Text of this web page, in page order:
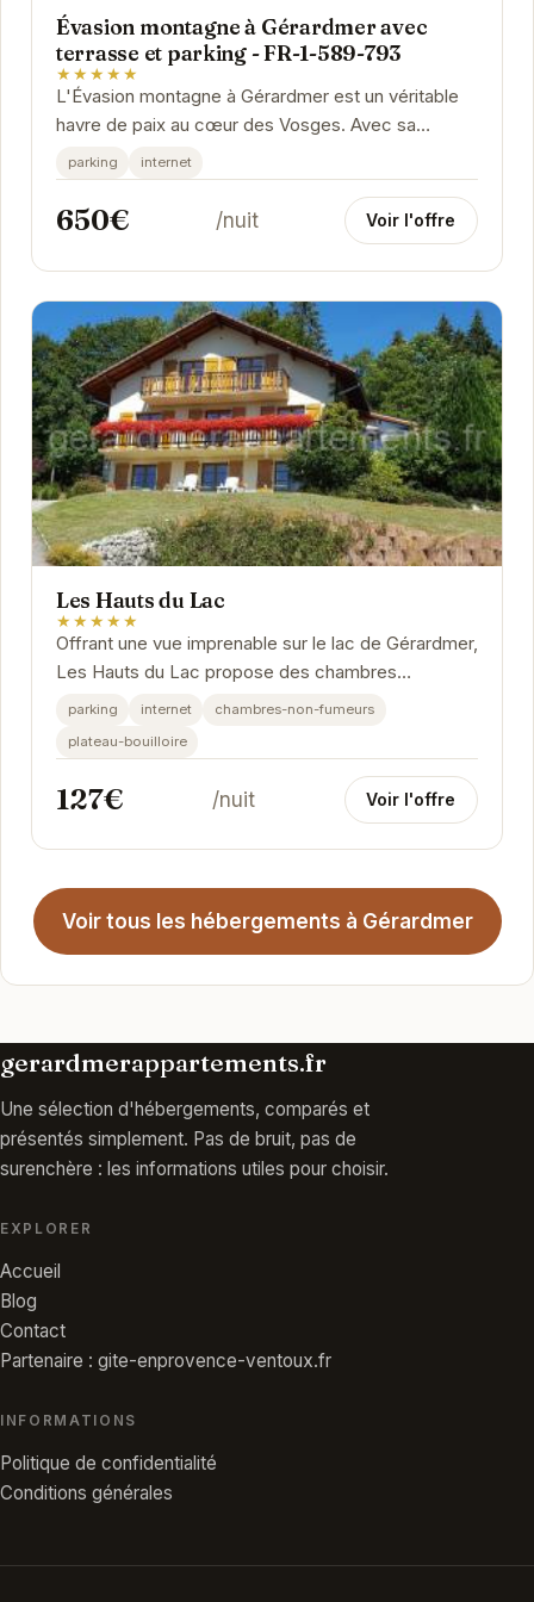
Évasion montagne à Gérardmer avec
terrasse et parking - FR-1-589-793
★★★★★
L'Évasion montagne à Gérardmer est un véritable
havre de paix au cœur des Vosges. Avec sa
terrasse ensoleillée, son parking privé et son...
parking internet
650€ /nuit Voir l'offre
Les Hauts du Lac
★★★★★
Offrant une vue imprenable sur le lac de Gérardmer,
Les Hauts du Lac propose des chambres
élégantes et confortables. Chaque détail a été
parking internet
chambres-non-fumeurs
plateau-bouilloire
127€ /nuit Voir l'offre
Voir tous les hébergements à Gérardmer
gerardmerappartements.fr
Une sélection d'hébergements, comparés et
présentés simplement. Pas de bruit, pas de
surenchère : les informations utiles pour choisir.
EXPLORER
Accueil
Blog
Contact
Partenaire : gite-enprovence-ventoux.fr
INFORMATIONS
Politique de confidentialité
Conditions générales